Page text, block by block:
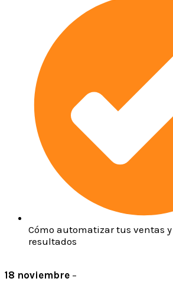
Cómo automatizar tus ventas
resultados
18 noviembre –